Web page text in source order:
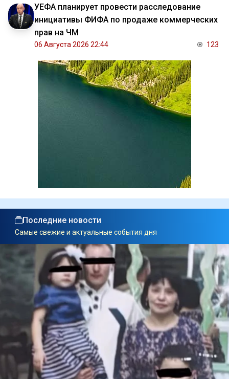
УЕФА планирует провести расследование
инициативы ФИФА по продаже коммерческих
прав на ЧМ
06 Августа 2026 22:44 123
Последние новости
Самые свежие и актуальные события дня